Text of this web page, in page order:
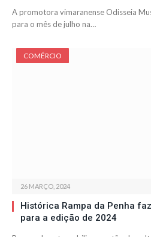
A promotora vimaranense Odisseia
para o mês de julho na…
COMÉRCIO
26 MARÇO, 2024
Histórica Rampa da Penha
para a edição de 2024